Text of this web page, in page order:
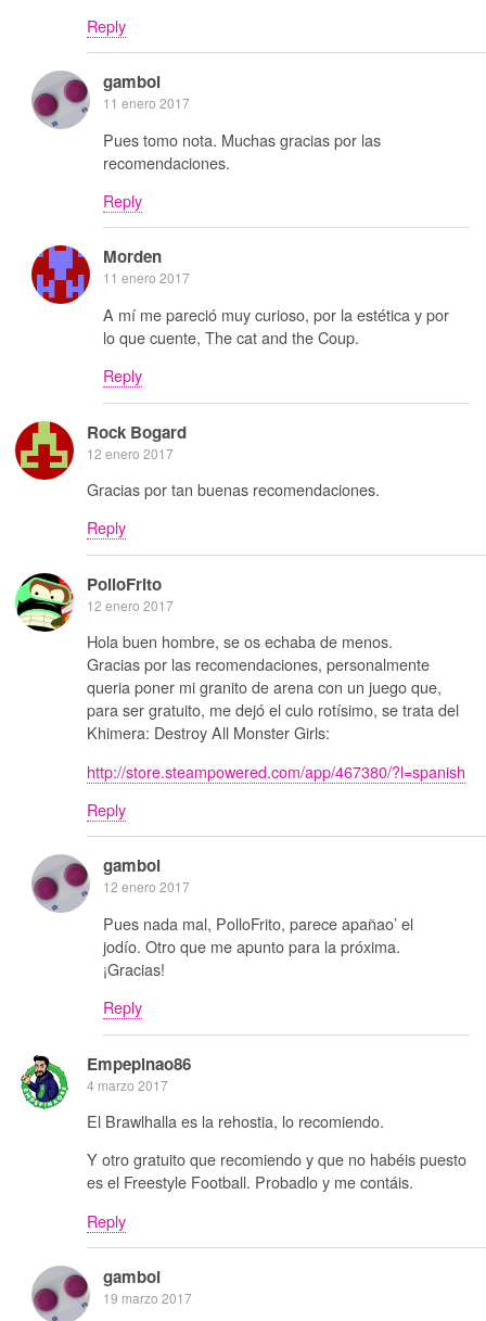
Reply
gamboi
11 enero 2017
Pues tomo nota. Muchas gracias por las
recomendaciones.
Reply
Morden
11 enero 2017
A mí me pareció muy curioso, por la estética y por
lo que cuente, The cat and the Coup.
Reply
Rock Bogard
12 enero 2017
Gracias por tan buenas recomendaciones.
Reply
PolloFrito
12 enero 2017
Hola buen hombre, se os echaba de menos.
Gracias por las recomendaciones, personalmente
queria poner mi granito de arena con un juego que,
para ser gratuito, me dejó el culo rotísimo, se trata del
Khimera: Destroy All Monster Girls:
http://store.steampowered.com/app/467380/?l=spanish
Reply
gamboi
12 enero 2017
Pues nada mal, PolloFrito, parece apañao’ el
jodío. Otro que me apunto para la próxima.
¡Gracias!
Reply
Empepinao86
4 marzo 2017
El Brawlhalla es la rehostia, lo recomiendo.
Y otro gratuito que recomiendo y que no habéis puesto
es el Freestyle Football. Probadlo y me contáis.
Reply
gamboi
19 marzo 2017